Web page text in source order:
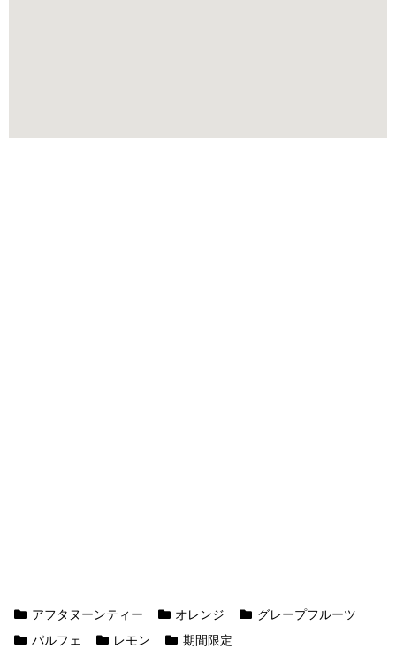
アフタヌーンティー オレンジ
グレープフルーツ
パルフェ
レモン 期間限定